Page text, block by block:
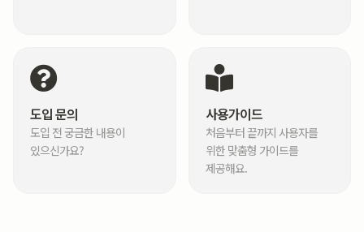
도입 문의
도입 전 궁금한 내용이
있으신가요?
사용가이드
처음부터 끝까지 사용자를
위한 맞춤형 가이드를
제공해요.